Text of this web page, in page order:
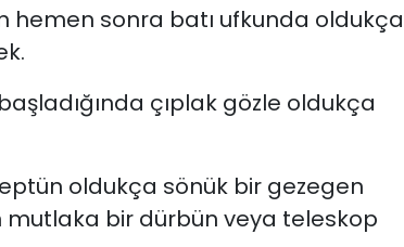
hemen sonra batı ufkunda oldukça
çıplak gözle oldukça
oldukça sönük bir gezegen
bir dürbün veya teleskop